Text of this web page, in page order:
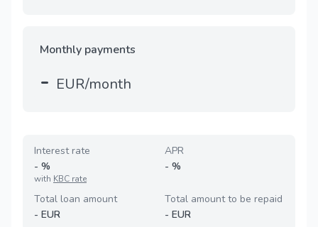
Monthly payments
- EUR/month
Interest rate
- %
with KBC rate
APR
- %
Total loan amount
- EUR
Total amount to be repaid
- EUR